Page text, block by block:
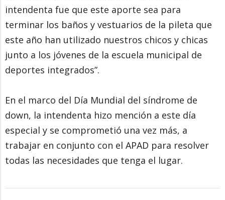
intendenta fue que este aporte sea para
terminar los baños y vestuarios de la pileta que
este año han utilizado nuestros chicos y chicas
junto a los jóvenes de la escuela municipal de
deportes integrados”.
En el marco del Día Mundial del síndrome de
down, la intendenta hizo mención a este día
especial y se comprometió una vez más, a
trabajar en conjunto con el APAD para resolver
todas las necesidades que tenga el lugar.